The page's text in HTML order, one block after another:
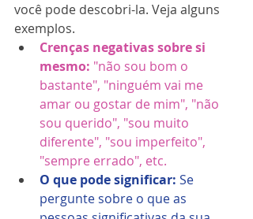
você pode descobri-la. Veja alguns
exemplos.
Crenças negativas sobre si
mesmo: "não sou bom o
bastante", "ninguém vai me
amar ou gostar de mim", "não
sou querido", "sou muito
diferente", "sou imperfeito",
"sempre errado", etc.​
O que pode significar: Se
pergunte sobre o que as